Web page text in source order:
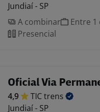
Jundiaí - SP
A combinar
Entre 1
Presencial
Oficial Via
4,9 TICtrens
Jundiaí - SP